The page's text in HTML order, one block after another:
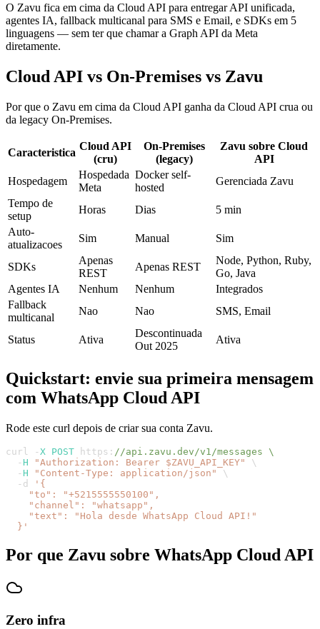
O Zavu fica em cima da Cloud API para entregar API unificada,
agentes IA, fallback multicanal para SMS e Email, e SDKs em 5
linguagens — sem ter que chamar a Graph API da Meta
diretamente.
Cloud API vs On-Premises vs Zavu
Por que o Zavu em cima da Cloud API ganha da Cloud API crua ou
da legacy On-Premises.
Caracteristica
Cloud API
(cru)
On-Premises
(legacy)
Zavu sobre Cloud
API
Hospedagem
Hospedada
Meta
Docker self-
hosted
Gerenciada Zavu
Tempo de
setup
Horas Dias
5 min
Auto-
atualizacoes
Sim Manual Sim
SDKs
Apenas
REST
Apenas REST
Node, Python, Ruby,
Go, Java
Agentes IA
Nenhum Nenhum
Integrados
Fallback
multicanal
Nao Nao SMS, Email
Status Ativa
Descontinuada
Out 2025
Ativa
Quickstart: envie sua primeira mensagem
com WhatsApp Cloud API
Rode este curl depois de criar sua conta Zavu.
curl -X POST https : //api.zavu.dev/v1/messages \
- H "Authorization: Bearer $ZAVU_API_KEY"
\
- H " Content-Type: application/json "
\
- d ' {
" to " : "+5215555550100 " ,
" channel " : "whatsapp " ,
" text " : " Hola desde WhatsApp Cloud API! "
  }
'
Por que Zavu sobre WhatsApp Cloud API
Zero infra